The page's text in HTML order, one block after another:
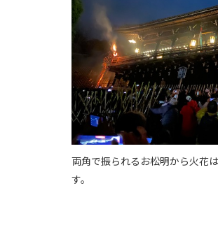
両角で振られるお松明から火花
す。